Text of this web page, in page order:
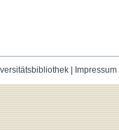
| Impressum